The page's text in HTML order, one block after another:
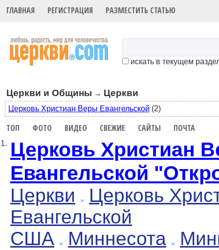
ГЛАВНАЯ РЕГИСТРАЦИЯ РАЗМЕСТИТЬ СТАТЬЮ
искать в текущем
Церкви и Общины → Церкви
Церковь Христиан Веры Евангельской (2)
ТОП ФОТО ВИДЕО СВЕЖИЕ САЙТЫ ПОЧТА
1. Церковь Христиан
Евангельской
Церкви
Церковь
Евангельской
США
Миннесота